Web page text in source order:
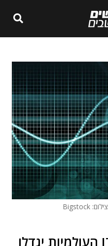
צילום: Bigstock
גרטנר: הוצאות ה-IT העולמיות יגדלו